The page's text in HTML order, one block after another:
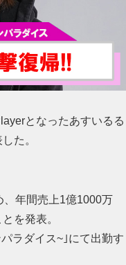
となったあすいるる
た。
、年間売上1億1000万
を発表。
ラダイス~｣にて出勤す